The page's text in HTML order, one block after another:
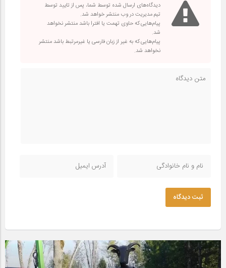
دیدگاه‌های ارسال شده توسط شما، پس از تایید توسط
تیم مدیریت در وب منتشر خواهد شد.
پیام‌هایی که حاوی تهمت یا افترا باشد منتشر نخواهد
شد.
پیام‌هایی که به غیر از زبان فارسی یا غیرمرتبط باشد منتشر
نخواهد شد.
ثبت دیدگاه